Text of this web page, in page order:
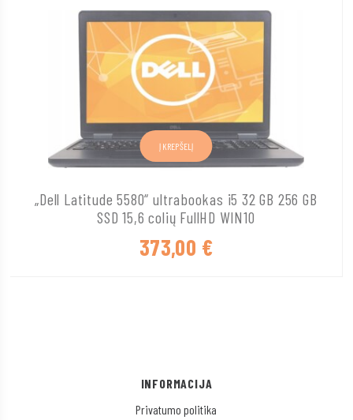
„Dell Latitude 5580“ ultrabookas i5 32 GB 256 GB
SSD 15,6 colių FullHD WIN10
373,00 €
Į KREPŠELĮ
INFORMACIJA
Privatumo politika